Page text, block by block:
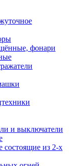
фонари
и выключатели
состоящие из 2-х